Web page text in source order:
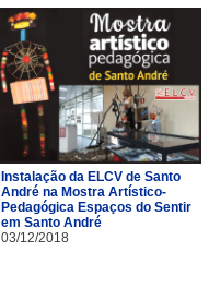
Instalação da ELCV de Santo
André na Mostra Artístico-
Pedagógica Espaços do Sentir
em Santo André
03/12/2018